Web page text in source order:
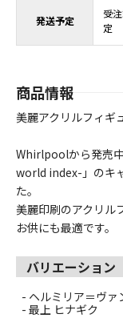
発送予定
受
定
商品情報
美麗アクリルフィギ
Whirlpoolから発売
world index-」のキ
た。
美麗印刷のアクリル
お供にも最適です。
バリエーション
- ヘルミリア＝ヴァ
- 最上 ヒナギク